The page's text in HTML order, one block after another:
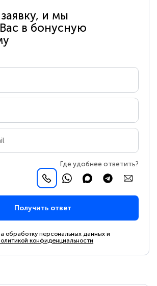
и мы
в бонусную
Где удобнее ответить?
Получить ответ
обработку персональных данных и
конфиденциальности